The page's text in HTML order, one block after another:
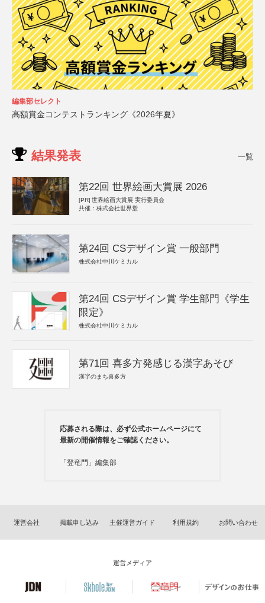
編集部セレクト
高額賞金コンテストランキング《2026年夏》
結果発表 一覧
第22回 世界絵画大賞展 2026
[PR] 世界絵画大賞展 実行委員会
共催：株式会社世界堂
第24回 CSデザイン賞 一般部門
株式会社中川ケミカル
第24回 CSデザイン賞 学生部門《学生
限定》
株式会社中川ケミカル
第71回 喜多方発感じる漢字あそび
漢字のまち喜多方
応募される際は、必ず公式ホームページにて
最新の開催情報をご確認ください。
「登竜門」編集部
運営会社 掲載申し込み 主催運営ガイド 利用規約 お問い合わせ
運営メディア